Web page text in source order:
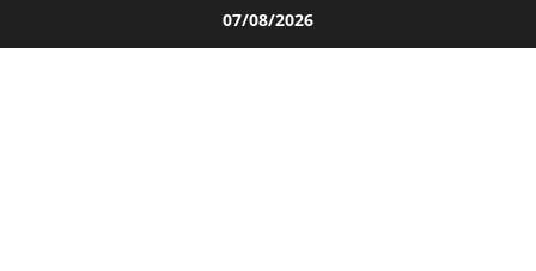
al
07/08/2026